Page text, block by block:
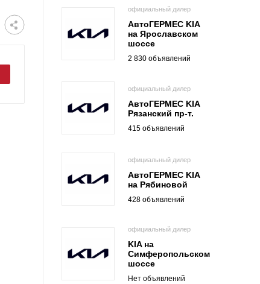
официальный дилер
АвтоГЕРМЕС KIA
на Ярославском
шоссе
2 830 объявлений
официальный дилер
АвтоГЕРМЕС KIA
Рязанский пр-т.
415 объявлений
официальный дилер
АвтоГЕРМЕС KIA
на Рябиновой
428 объявлений
официальный дилер
KIA на
Симферопольском
шоссе
Нет объявлений